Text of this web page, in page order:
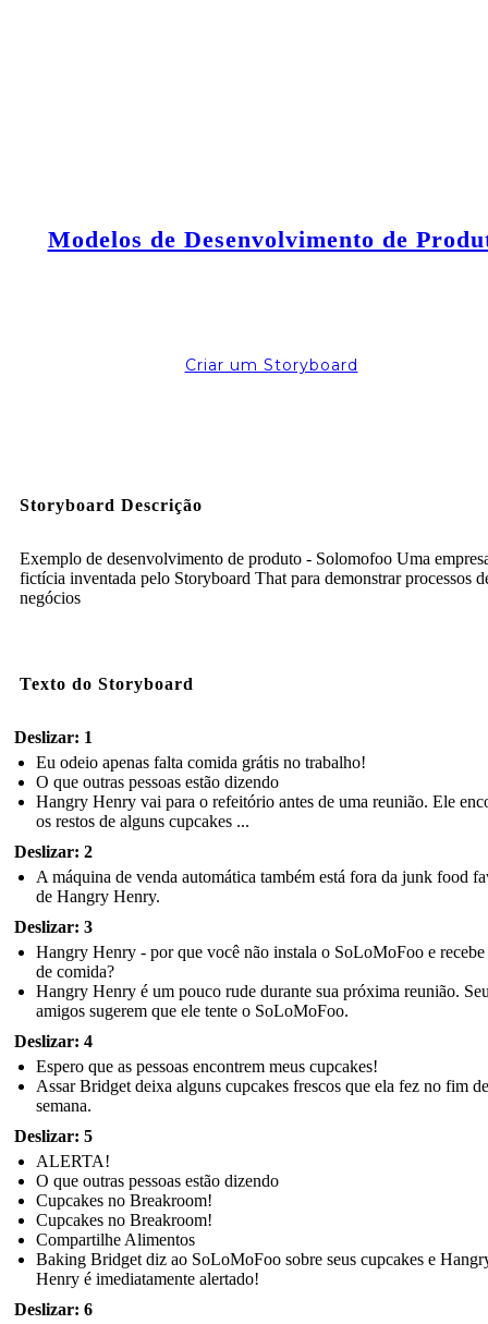
Modelos de Desenvolvimento de
Criar um Storyboard
Storyboard Descrição
Exemplo de desenvolvimento de produto - Solomofoo Uma
fictícia inventada pelo Storyboard That para demonstrar processos
negócios
Texto do Storyboard
Deslizar: 1
Eu odeio apenas falta comida grátis no trabalho!
O que outras pessoas estão dizendo
Hangry Henry vai para o refeitório antes de uma reunião. Ele
os restos de alguns cupcakes ...
Deslizar: 2
A máquina de venda automática também está fora da junk food
de Hangry Henry.
Deslizar: 3
Hangry Henry - por que você não instala o SoLoMoFoo e recebe
de comida?
Hangry Henry é um pouco rude durante sua próxima reunião.
amigos sugerem que ele tente o SoLoMoFoo.
Deslizar: 4
Espero que as pessoas encontrem meus cupcakes!
Assar Bridget deixa alguns cupcakes frescos que ela fez no fim de
semana.
Deslizar: 5
ALERTA!
O que outras pessoas estão dizendo
Cupcakes no Breakroom!
Cupcakes no Breakroom!
Compartilhe Alimentos
Baking Bridget diz ao SoLoMoFoo sobre seus cupcakes e
Henry é imediatamente alertado!
Deslizar: 6